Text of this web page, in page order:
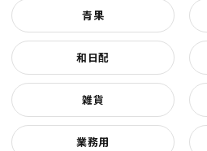
青果
和日配
雑貨
業務用